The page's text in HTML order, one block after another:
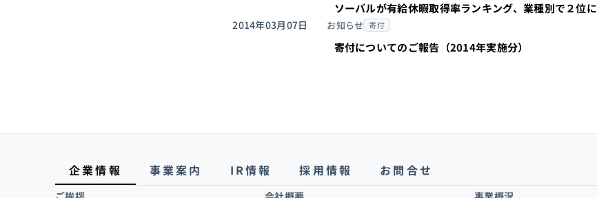
ソーバルが有給休暇取得率ランキング、業種別で２位に
2014年03月07日 お知らせ 寄付
寄付についてのご報告（2014年実施分）
企業情報 事業案内 IR情報 採用情報 お問合せ